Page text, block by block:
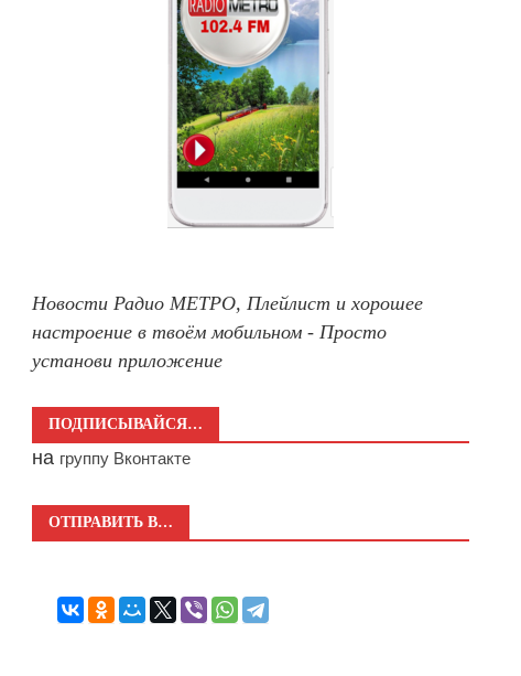
Новости Радио МЕТРО, Плейлист и хорошее
настроение в твоём мобильном - Просто
установи приложение
ПОДПИСЫВАЙСЯ…
на группу Вконтакте
ОТПРАВИТЬ В…